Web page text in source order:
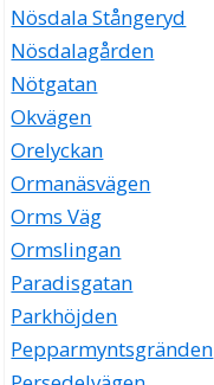
Nösdala Stångeryd
Nösdalagården
Nötgatan
Okvägen
Orelyckan
Ormanäsvägen
Orms Väg
Ormslingan
Paradisgatan
Parkhöjden
Pepparmyntsgränden